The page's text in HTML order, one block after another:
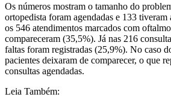
Os números mostram o tamanho do
ortopedista foram agendadas e 133
os 546 atendimentos marcados com
compareceram (35,5%). Já nas 216
faltas foram registradas (25,9%). No caso
pacientes deixaram de comparecer, o que
consultas agendadas.
Leia Também: